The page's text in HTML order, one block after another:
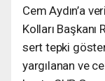
Cem Aydın’a
Kolları Başkanı
sert tepki
yargılanan ve